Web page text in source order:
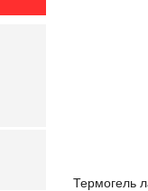
Термогель